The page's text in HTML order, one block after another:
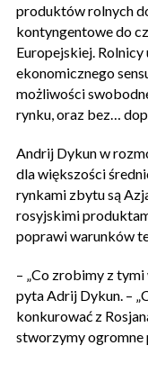
produktów rolnych
kontyngentowe do
Europejskiej.
ekonomicznego
możliwości
rynku, oraz bez…
Andrij Dykun w
dla większości
rynkami zbytu są
rosyjskimi
poprawi warunków
– „Co zrobimy z
pyta Adrij Dykun. –
konkurować z
stworzymy ogromne